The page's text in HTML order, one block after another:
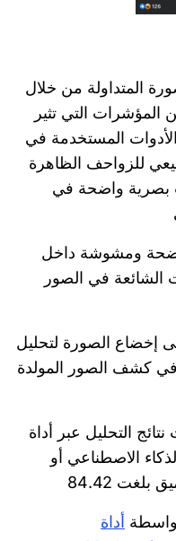
المتداولة من خلال
المؤشرات التي تثير
المستخدمة في
للزواحف الظاهرة
بصرية واضحة في
ومشوشة داخل
في الصور
إخضاع الصورة لتحليل
كشف الصور المولدة
الاصطناعي أو
أداة «Hive